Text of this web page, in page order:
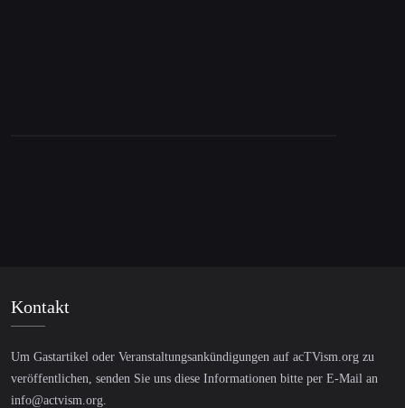
Kontakt
Um Gastartikel oder Veranstaltungsankündigungen auf acTVism.org zu
veröffentlichen, senden Sie uns diese Informationen bitte per E-Mail an
info@actvism.org